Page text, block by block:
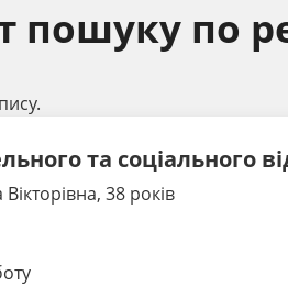
пошуку по
та соціального
38 років